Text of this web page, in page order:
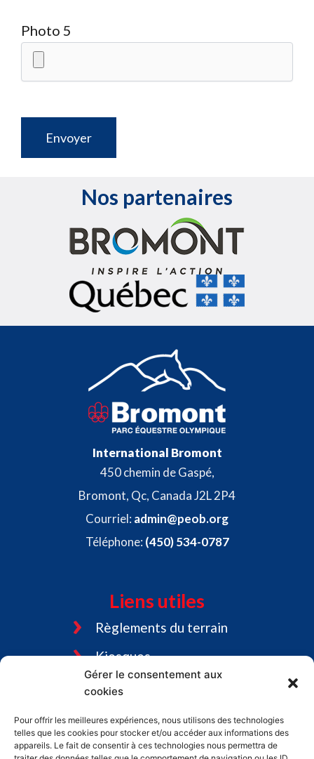
Gérer le consentement aux
cookies
Pour offrir les meilleures expériences, nous utilisons des technologies
telles que les cookies pour stocker et/ou accéder aux informations des
appareils. Le fait de consentir à ces technologies nous permettra de
Photo 5
Nos partenaires
International Bromont
450 chemin de Gaspé,
Bromont, Qc, Canada J2L 2P4
Courriel: admin@peob.org
Téléphone: (450) 534-0787
Liens utiles
Règlements du terrain
Kiosques
Tourisme Bromont
Emplois
Charte graphique